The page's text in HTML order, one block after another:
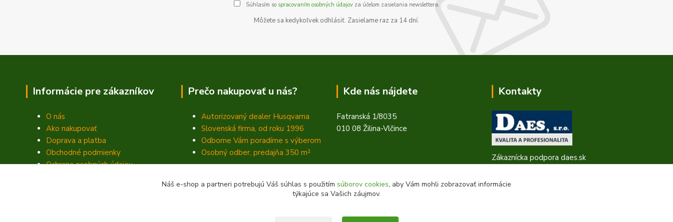
Súhlasím so spracovaním osobných údajovza účelom zasielania newslettera.
Môžete sa kedykoľvek odhlásiť. Zasielame raz za 14 dní.
Informácie pre zákazníkov
O nás
Ako nakupovať
Doprava a platba
Obchodné podmienky
Ochrana osobných údajov
Prečo nakupovať u nás?
Autorizovaný dealer Husqvarna
Slovenská firma, od roku 1996
Odborne Vám poradíme s výberom
Osobný odber, predajňa 350 m²
Kde nás nájdete
Fatranská 1/8035
010 08 Žilina-Vlčince
Kontakty
Zákaznícka podpora daes.sk
(Po-Pia, 8-16 hod.)
Náš e-shop a partneri potrebujú Váš súhlas s použitím súborov cookies, aby Vám mohli zobrazovať informácie
týkajúce sa Vašich záujmov.